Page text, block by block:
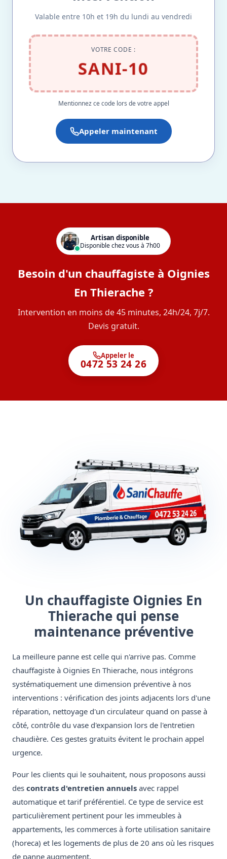
Valable entre 10h et 19h du lundi au vendredi
VOTRE CODE :
SANI-10
Mentionnez ce code lors de votre appel
Appeler maintenant
Artisan disponible
Disponible chez vous à 7h00
Besoin d'un chauffagiste à Oignies
En Thierache ?
Intervention en moins de 45 minutes, 24h/24, 7j/7.
Devis gratuit.
Appeler le
0472 53 24 26
Un chauffagiste Oignies En
Thierache qui pense
maintenance préventive
La meilleure panne est celle qui n'arrive pas. Comme
chauffagiste à Oignies En Thierache, nous intégrons
systématiquement une dimension préventive à nos
interventions : vérification des joints adjacents lors d'une
réparation, nettoyage d'un circulateur quand on passe à
côté, contrôle du vase d'expansion lors de l'entretien
chaudière. Ces gestes gratuits évitent le prochain appel
urgence.
Pour les clients qui le souhaitent, nous proposons aussi
des contrats d'entretien annuels avec rappel
automatique et tarif préférentiel. Ce type de service est
particulièrement pertinent pour les immeubles à
appartements, les commerces à forte utilisation sanitaire
(horeca) et les logements de plus de 20 ans où les risques
de panne augmentent.